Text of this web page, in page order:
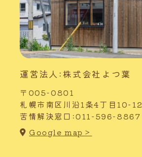
運営法人:株式会社よつ葉
〒005-0801
札幌市南区川沿1条4丁目10-12
苦情解決窓口:011-596-8867
Google map＞